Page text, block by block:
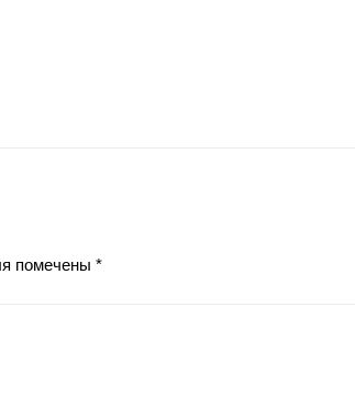
помечены *